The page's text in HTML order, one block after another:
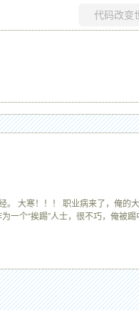
大寒！！！ 职业病来了，俺的
个“挨踢”人士，很不巧，俺被